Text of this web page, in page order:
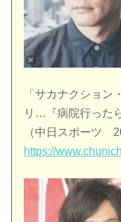
「サカナクショ
リ…『病院行った
（中日スポーツ
https://